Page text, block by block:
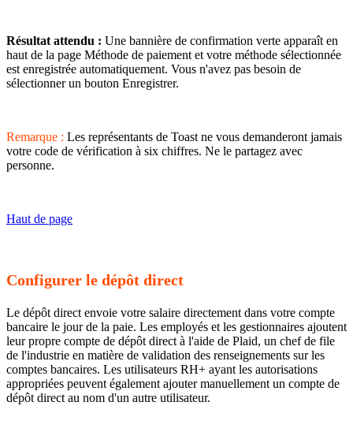
Résultat attendu : Une bannière de confirmation verte apparaît en
haut de la page Méthode de paiement et votre méthode sélectionnée
est enregistrée automatiquement. Vous n'avez pas besoin de
sélectionner un bouton Enregistrer.
Remarque : Les représentants de Toast ne vous demanderont jamais
votre code de vérification à six chiffres. Ne le partagez avec
personne.
Haut de page
Configurer le dépôt direct
Le dépôt direct envoie votre salaire directement dans votre compte
bancaire le jour de la paie. Les employés et les gestionnaires ajoutent
leur propre compte de dépôt direct à l'aide de Plaid, un chef de file
de l'industrie en matière de validation des renseignements sur les
comptes bancaires. Les utilisateurs RH+ ayant les autorisations
appropriées peuvent également ajouter manuellement un compte de
dépôt direct au nom d'un autre utilisateur.